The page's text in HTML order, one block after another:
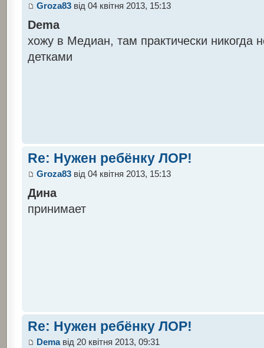
Groza83від 04 квітня 2013, 15:13
Dema
хожу в Медиан, там практически никогда
детками
Re: Нужен ребёнку ЛОР!
Groza83від 04 квітня 2013, 15:13
Дина
принимает
Re: Нужен ребёнку ЛОР!
Demaвід 20 квітня 2013, 09:31